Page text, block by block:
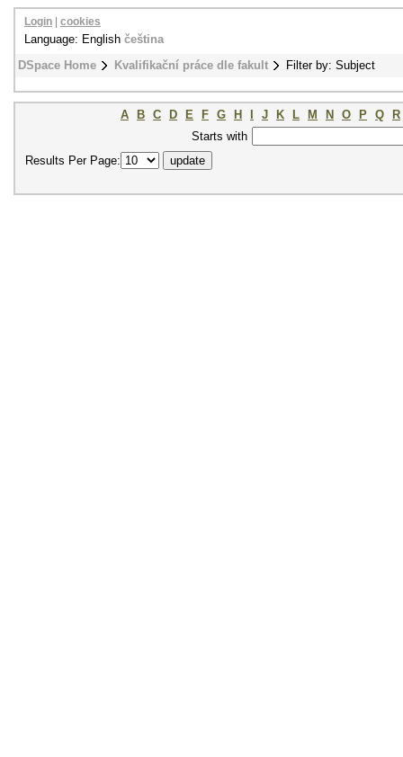
DSpace Home Kvalifikační práce dle fakult Filter by: Subject
Login cookies
Language: English čeština
A B C D E F G H J K L M N O P Q
R
Starts with
Results Per Page: